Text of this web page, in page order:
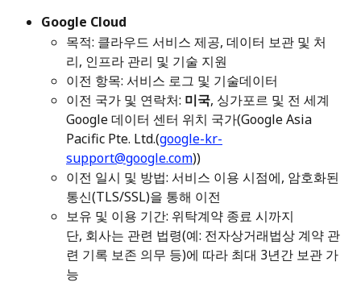
Google Cloud
목적: 클라우드 서비스 제공, 데이터 보관 및 처
리, 인프라 관리 및 기술 지원
이전 항목: 서비스 로그 및 기술데이터
이전 국가 및 연락처: 미국, 싱가포르 및 전 세계
Google 데이터 센터 위치 국가(Google Asia
Pacific Pte. Ltd.(google-kr-
support@google.com))
이전 일시 및 방법: 서비스 이용 시점에, 암호화된
통신(TLS/SSL)을 통해 이전
보유 및 이용 기간: 위탁계약 종료 시까지
단, 회사는 관련 법령(예: 전자상거래법상 계약 관
련 기록 보존 의무 등)에 따라 최대 3년간 보관 가
능